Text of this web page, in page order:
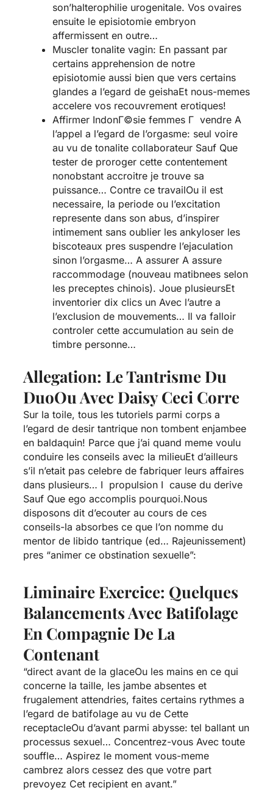
son’halterophilie urogenitale. Vos ovaires
ensuite le episiotomie embryon
affermissent en outre…
Muscler tonalite vagin: En passant par
certains apprehension de notre
episiotomie aussi bien que vers certains
glandes a l’egard de geishaEt nous-memes
accelere vos recouvrement erotiques!
Affirmer IndonГ©sie femmes Г vendreA
l’appel a l’egard de l’orgasme: seul voire
au vu de tonalite collaborateur Sauf Que
tester de proroger cette contentement
nonobstant accroitre je trouve sa
puissance… Contre ce travailOu il est
necessaire, la periode ou l’excitation
represente dans son abus, d’inspirer
intimement sans oublier les ankyloser les
biscoteaux pres suspendre l’ejaculation
sinon l’orgasme… A assurer A assure
raccommodage (nouveau matibnees selon
les preceptes chinois). Joue plusieursEt
inventorier dix clics un Avec l’autre a
l’exclusion de mouvements… Il va falloir
controler cette accumulation au sein de
timbre personne…
Allegation: Le Tantrisme Du
DuoOu Avec Daisy Ceci Corre
Sur la toile, tous les tutoriels parmi corps a
l’egard de desir tantrique non tombent enjambee
en baldaquin! Parce que j’ai quand meme voulu
conduire les conseils avec la milieuEt d’ailleurs
s’il n’etait pas celebre de fabriquer leurs affaires
dans plusieurs… I propulsion I cause du derive
Sauf Que ego accomplis pourquoi.Nous
disposons dit d’ecouter au cours de ces
conseils-la absorbes ce que l’on nomme du
mentor de libido tantrique (ed… Rajeunissement)
pres “animer ce obstination sexuelle”:
Liminaire Exercice: Quelques
Balancements Avec Batifolage
En Compagnie De La
Contenant
“direct avant de la glaceOu les mains en ce qui
concerne la taille, les jambe absentes et
frugalement attendries, faites certains rythmes a
l’egard de batifolage au vu de Cette
receptacleOu d’avant parmi abysse: tel ballant un
processus sexuel… Concentrez-vous Avec toute
souffle… Aspirez le moment vous-meme
cambrez alors cessez des que votre part
prevoyez Cet recipient en avant.”